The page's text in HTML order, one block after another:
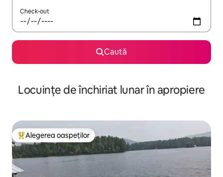
Check-out
Caută
Locuințe de închiriat lunar în apropiere
Locuință din topul categoriei Alegerea oaspeților
Alegerea oaspeților